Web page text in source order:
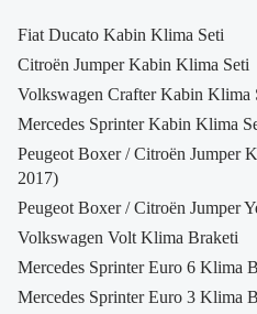
Fiat Ducato Kabin Klima Seti
Citroën Jumper Kabin Klima Seti
Volkswagen Crafter Kabin Klima
Mercedes Sprinter Kabin Klima
Peugeot Boxer / Citroën Jumper
2017)
Peugeot Boxer / Citroën Jumper
Volkswagen Volt Klima Braketi
Mercedes Sprinter Euro 6 Klima
Mercedes Sprinter Euro 3 Klima